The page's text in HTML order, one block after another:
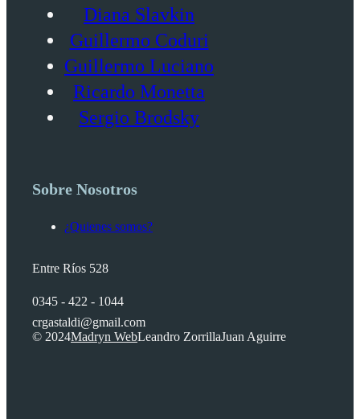
Diana Slavkin
Guillermo Coduri
Guillermo Luciano
Ricardo Monetta
Sergio Brodsky
Sobre Nosotros
¿Quienes somos?
Entre Ríos 528
0345 - 422 - 1044
crgastaldi@gmail.com
© 2024Madryn WebLeandro ZorrillaJuan Aguirre